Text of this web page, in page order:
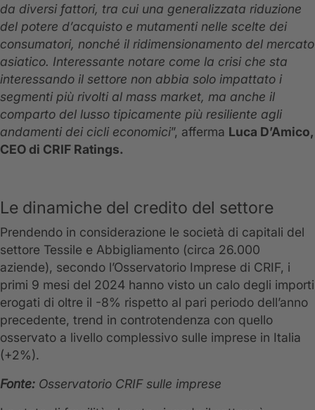
da diversi fattori, tra cui una generalizzata riduzione
del potere d’acquisto e mutamenti nelle scelte dei
consumatori, nonché il ridimensionamento del mercato
asiatico. Interessante notare come la crisi che sta
interessando il settore non abbia solo impattato i
segmenti più rivolti al mass market, ma anche il
comparto del lusso tipicamente più resiliente agli
andamenti dei cicli economici”, afferma Luca D’Amico,
CEO di CRIF Ratings.
Le dinamiche del credito del settore
Prendendo in considerazione le società di capitali del
settore Tessile e Abbigliamento (circa 26.000
aziende), secondo l’Osservatorio Imprese di CRIF, i
primi 9 mesi del 2024 hanno visto un calo degli importi
erogati di oltre il -8% rispetto al pari periodo dell’anno
precedente, trend in controtendenza con quello
osservato a livello complessivo sulle imprese in Italia
(+2%).
Fonte: Osservatorio CRIF sulle imprese